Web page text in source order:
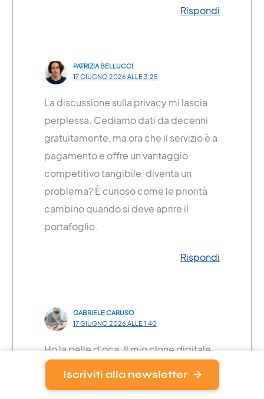
Rispondi
PATRIZIA BELLUCCI
17 GIUGNO 2026 ALLE 3:25
La discussione sulla privacy mi lascia
perplessa. Cediamo dati da decenni
gratuitamente, ma ora che il servizio è a
pagamento e offre un vantaggio
competitivo tangibile, diventa un
problema? È curioso come le priorità
cambino quando si deve aprire il
portafoglio.
Rispondi
GABRIELE CARUSO
17 GIUGNO 2026 ALLE 1:40
Ho la pelle d’oca. Il mio clone digitale
saprà tutto di me, persino le mie paure.
E se un giorno decidesse di usarle
Iscriviti alla newsletter